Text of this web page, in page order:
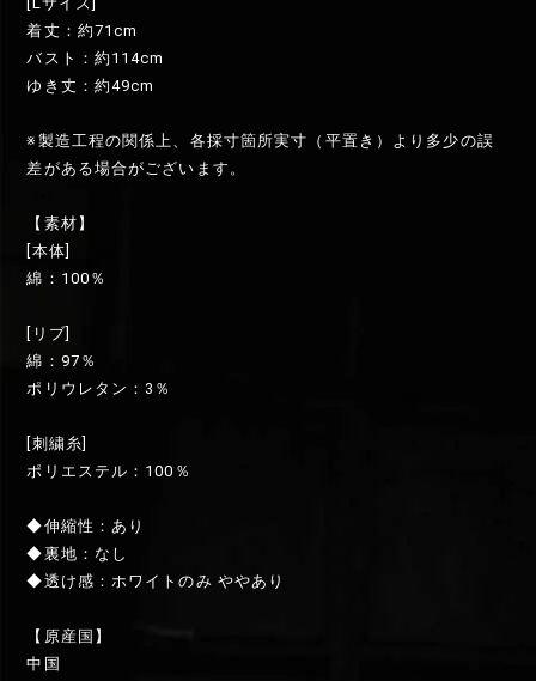
着丈：約71cm
バスト：約114cm
ゆき丈：約49cm
※製造工程の関係上、各採寸箇所実寸（平置き）より多少の誤
差がある場合がございます。
【素材】
[本体]
綿：100％
[リブ]
綿：97％
ポリウレタン：3％
[刺繍糸]
ポリエステル：100％
◆伸縮性：あり
◆裏地：なし
◆透け感：ホワイトのみ ややあり
【原産国】
中国